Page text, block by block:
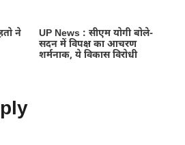
ने
UP News : सीएम योगी बोले-
सदन में विपक्ष का आचरण
शर्मनाक, ये विकास विरोधी